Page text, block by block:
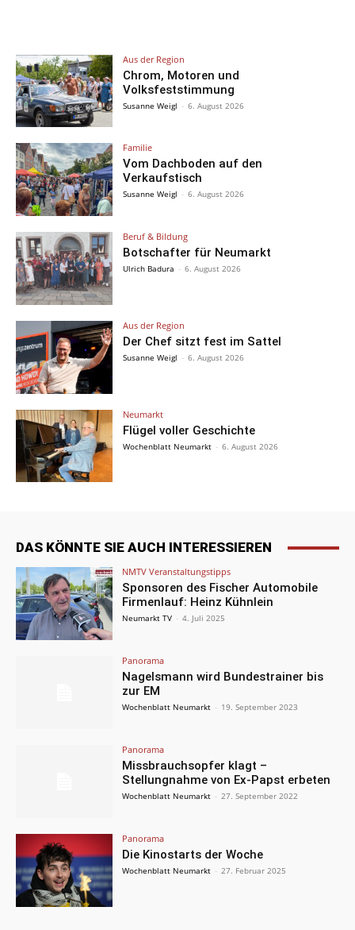
Aus der Region
Chrom, Motoren und
Volksfeststimmung
Susanne Weigl - 6. August 2026
Familie
Vom Dachboden auf den
Verkaufstisch
Susanne Weigl - 6. August 2026
Beruf & Bildung
Botschafter für Neumarkt
Ulrich Badura - 6. August 2026
Aus der Region
Der Chef sitzt fest im Sattel
Susanne Weigl - 6. August 2026
Neumarkt
Flügel voller Geschichte
Wochenblatt Neumarkt - 6. August 2026
DAS KÖNNTE SIE AUCH INTERESSIEREN
NMTV Veranstaltungstipps
Sponsoren des Fischer Automobile
Firmenlauf: Heinz Kühnlein
Neumarkt TV - 4. Juli 2025
Panorama
Nagelsmann wird Bundestrainer bis
zur EM
Wochenblatt Neumarkt - 19. September 2023
Panorama
Missbrauchsopfer klagt –
Stellungnahme von Ex-Papst erbeten
Wochenblatt Neumarkt - 27. September 2022
Panorama
Die Kinostarts der Woche
Wochenblatt Neumarkt - 27. Februar 2025